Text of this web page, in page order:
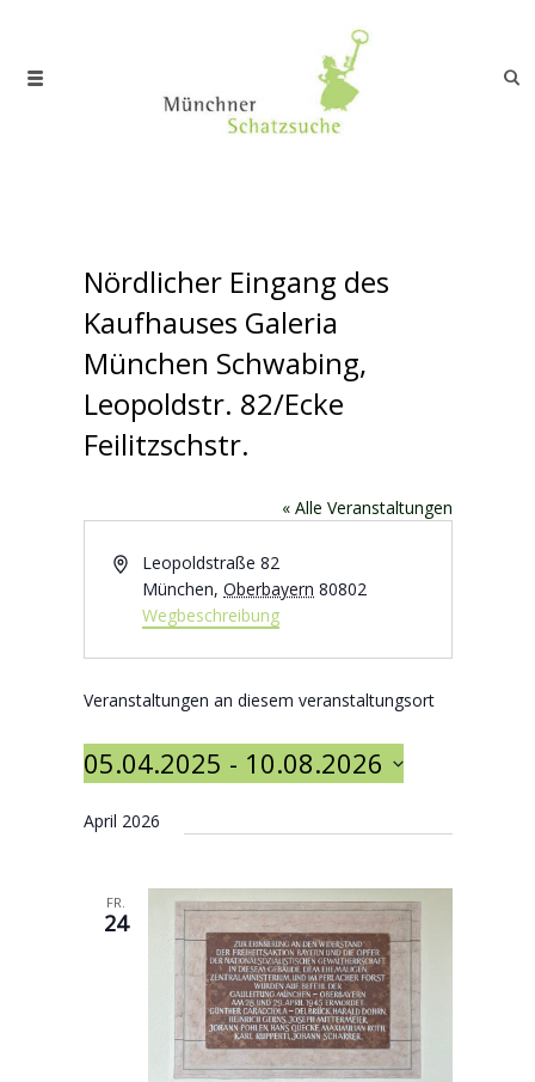
Nördlicher Eingang des
Kaufhauses Galeria
München Schwabing,
Leopoldstr. 82/Ecke
Feilitzschstr.
« Alle Veranstaltungen
AdresseLeopoldstraße 82
München, Oberbayern 80802
Wegbeschreibung
Veranstaltungen an diesem veranstaltungsort
05.04.2025 - 10.08.2026
April 2026
FR.
24